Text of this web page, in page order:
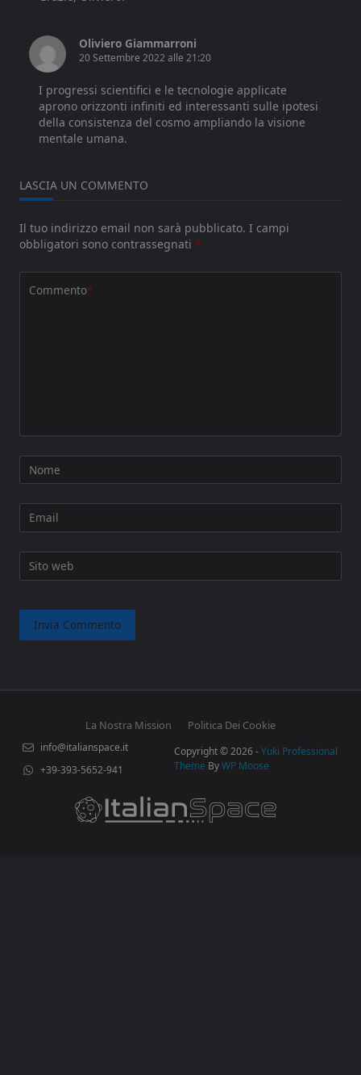
Oliviero Giammarroni
20 Settembre 2022 alle 21:20
I progressi scientifici e le tecnologie applicate
aprono orizzonti infiniti ed interessanti sulle ipotesi
della consistenza del cosmo ampliando la visione
mentale umana.
LASCIA UN COMMENTO
Il tuo indirizzo email non sarà pubblicato. I campi
obbligatori sono contrassegnati *
Commento*
Nome
Email
Sito web
La Nostra Mission Politica Dei Cookie
info@italianspace.it
+39-393-5652-941
Copyright © 2026 -Yuki Professional
Theme ByWP Moose